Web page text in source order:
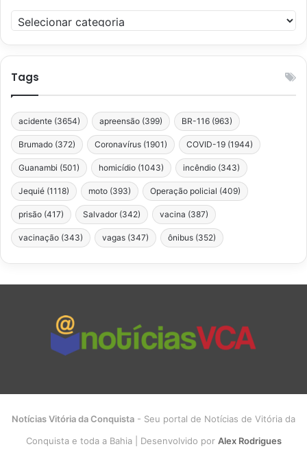
Categorias
Tags
acidente (3654) apreensão (399) BR-116 (963)
Brumado (372) Coronavírus (1901) COVID-19 (1944)
Guanambi (501) homicídio (1043) incêndio (343)
Jequié (1118) moto (393) Operação policial (409)
prisão (417) Salvador (342) vacina (387)
vacinação (343) vagas (347) ônibus (352)
Notícias Vitória da Conquista - Seu portal de Notícias de Vitória da
Conquista e toda a Bahia | Desenvolvido por Alex Rodrigues